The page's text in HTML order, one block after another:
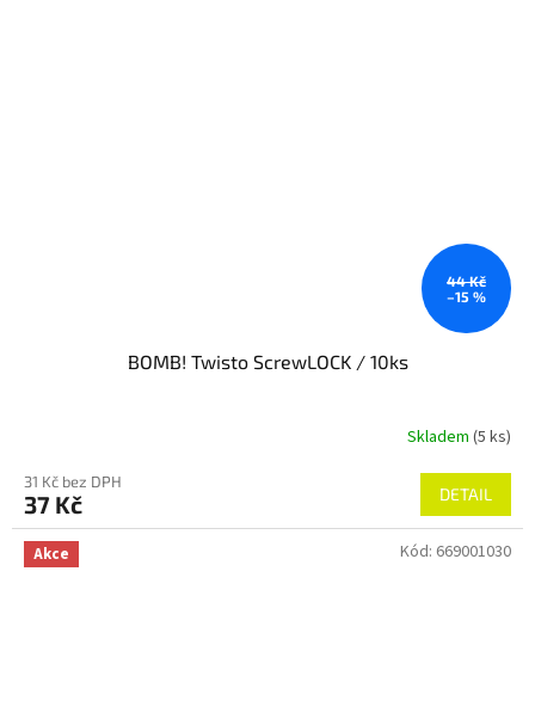
44 Kč
–15 %
BOMB! Twisto ScrewLOCK / 10ks
Skladem (5 ks)
31 Kč bez DPH
37 Kč DETAIL
Akce Kód: 669001030